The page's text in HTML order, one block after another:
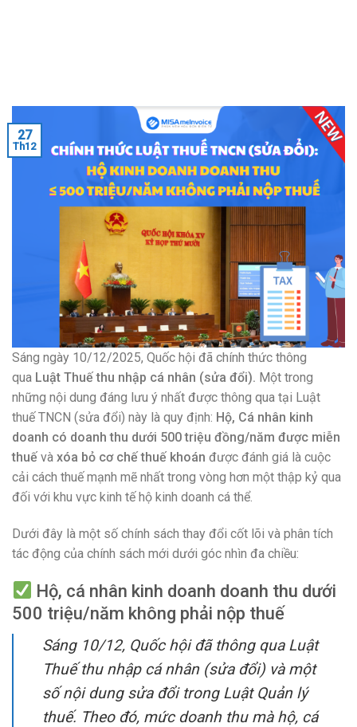
27
Th12
Sáng ngày 10/12/2025, Quốc hội đã chính thức thông
qua Luật Thuế thu nhập cá nhân (sửa đổi). Một trong
những nội dung đáng lưu ý nhất được thông qua tại Luật
thuế TNCN (sửa đổi) này là quy định: Hộ, Cá nhân kinh
doanh có doanh thu dưới 500 triệu đồng/năm được miễn
thuế và xóa bỏ cơ chế thuế khoán được đánh giá là cuộc
cải cách thuế mạnh mẽ nhất trong vòng hơn một thập kỷ qua
đối với khu vực kinh tế hộ kinh doanh cá thể.
Dưới đây là một số chính sách thay đổi cốt lõi và phân tích
tác động của chính sách mới dưới góc nhìn đa chiều:
Hộ, cá nhân kinh doanh doanh thu dưới
500 triệu/năm không phải nộp thuế
Sáng 10/12, Quốc hội đã thông qua Luật
Thuế thu nhập cá nhân (sửa đổi) và một
số nội dung sửa đổi trong Luật Quản lý
thuế. Theo đó, mức doanh thu mà hộ, cá